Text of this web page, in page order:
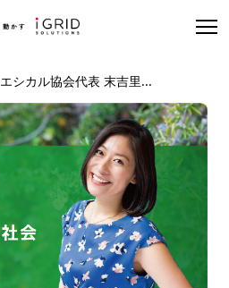
エシカル協会代表 末吉里...